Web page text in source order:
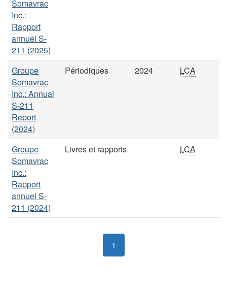
Somavrac
Inc.:
Rapport
annuel S-
211 (2025)
Groupe
Somavrac
Inc.: Annual
S-211
Report
(2024)
Périodiques 2024 LCA
Groupe
Somavrac
Inc.:
Rapport
annuel S-
211 (2024)
Livres et rapports LCA
1